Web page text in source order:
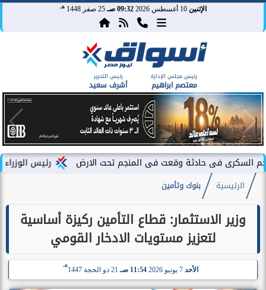
الإثنين 10 أغسطس 2026 09:32 صـ 25 صفر 1448 هـ
رئيس مجلس الإدارة
معتصم ابراهيم
رئيس التحرير
أشرف سعيد
رئيس الوزراء يشهد وقعت فى المنجم تحت الارض
الرئيسية بنوك وتأمين
وزير الاستثمار: قطاع التأمين ركيزة أساسية
لتعزيز مستويات الادخار القومي
الأحد 11:54 صـ 21 ذو الحجة 1447
هـ